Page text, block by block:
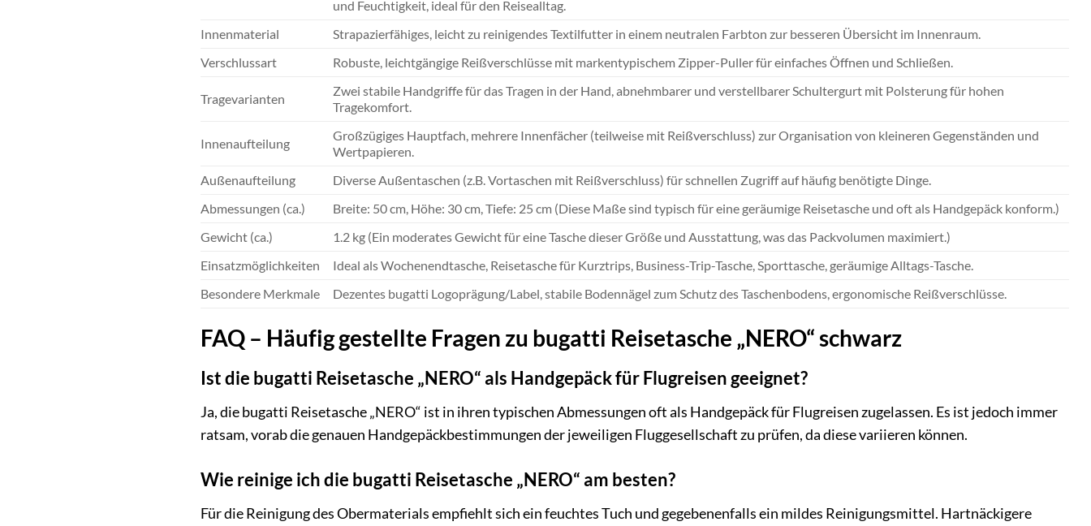
und Feuchtigkeit, ideal für den Reisealltag.
Innenmaterial
Strapazierfähiges, leicht zu reinigendes Textilfutter in einem neutralen Farbton zur besseren Übersicht im Innenraum.
Verschlussart
Robuste, leichtgängige Reißverschlüsse mit markentypischem Zipper-Puller für einfaches Öffnen und Schließen.
Tragevarianten
Zwei stabile Handgriffe für das Tragen in der Hand, abnehmbarer und verstellbarer Schultergurt mit Polsterung für hohen
Tragekomfort.
Innenaufteilung
Großzügiges Hauptfach, mehrere Innenfächer (teilweise mit Reißverschluss) zur Organisation von kleineren Gegenständen und
Wertpapieren.
Außenaufteilung
Diverse Außentaschen (z.B. Vortaschen mit Reißverschluss) für schnellen Zugriff auf häufig benötigte Dinge.
Abmessungen (ca.)
Breite: 50 cm, Höhe: 30 cm, Tiefe: 25 cm (Diese Maße sind typisch für eine geräumige Reisetasche und oft als Handgepäck konform.)
Gewicht (ca.)
1.2 kg (Ein moderates Gewicht für eine Tasche dieser Größe und Ausstattung, was das Packvolumen maximiert.)
Einsatzmöglichkeiten
Ideal als Wochenendtasche, Reisetasche für Kurztrips, Business-Trip-Tasche, Sporttasche, geräumige Alltags-Tasche.
Besondere Merkmale
Dezentes bugatti Logoprägung/Label, stabile Bodennägel zum Schutz des Taschenbodens, ergonomische Reißverschlüsse.
FAQ – Häufig gestellte Fragen zu bugatti Reisetasche „NERO“ schwarz
Ist die bugatti Reisetasche „NERO“ als Handgepäck für Flugreisen geeignet?
Ja, die bugatti Reisetasche „NERO“ ist in ihren typischen Abmessungen oft als Handgepäck für Flugreisen zugelassen. Es ist jedoch immer
ratsam, vorab die genauen Handgepäckbestimmungen der jeweiligen Fluggesellschaft zu prüfen, da diese variieren können.
Wie reinige ich die bugatti Reisetasche „NERO“ am besten?
Für die Reinigung des Obermaterials empfiehlt sich ein feuchtes Tuch und gegebenenfalls ein mildes Reinigungsmittel. Hartnäckigere